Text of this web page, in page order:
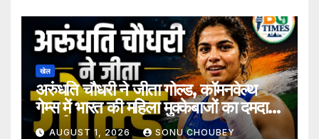
खेल
अरुंधति चौधरी ने जीता गोल्ड, कॉमनवेल्थ
गेम्स में भारत की महिला मुक्केबाजों का दमदार
प्रदर्शन
AUGUST 1, 2026 SONU CHOUBEY